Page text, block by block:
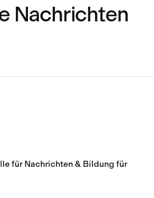
Nachrichten
für Nachrichten & Bildung für